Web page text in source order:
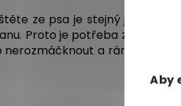
Aby
ze psa je stejný jako u
Proto je potřeba zvolit
nerozmáčknout a ránu pak